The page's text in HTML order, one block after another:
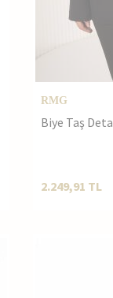
RMG
Biye Taş
2.249,91 TL